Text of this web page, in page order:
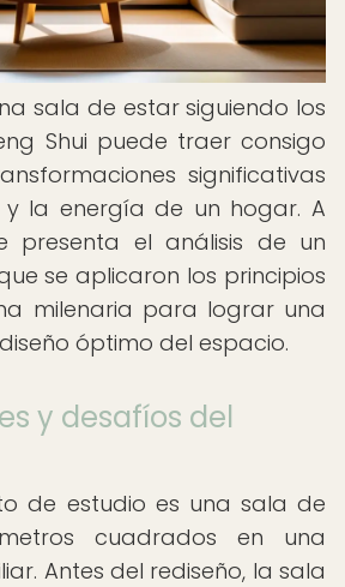
sala de estar siguiendo los
Shui puede traer consigo
significativas
la energía de un hogar. A
presenta el análisis de un
se aplicaron los principios
milenaria para lograr una
óptimo del espacio.
y desafíos del
de estudio es una sala de
cuadrados en una
Antes del rediseño, la sala